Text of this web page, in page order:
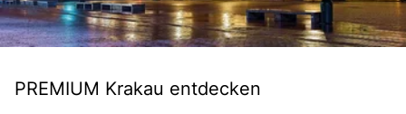
PREMIUM Krakau entdecken